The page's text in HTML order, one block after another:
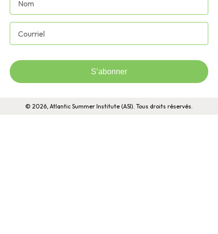
S’abonner
© 2026, Atlantic Summer Institute (ASI). Tous droits réservés.